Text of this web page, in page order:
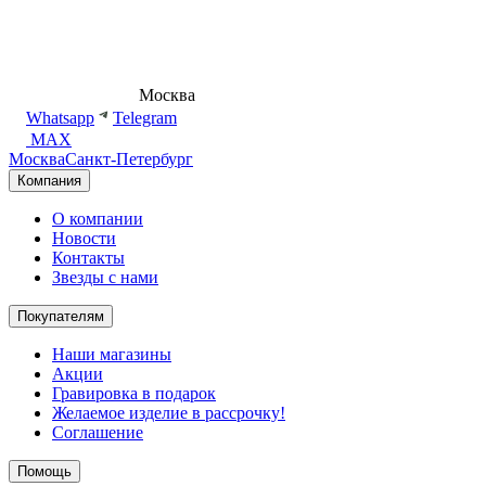
Москва
Whatsapp
Telegram
MAX
МоскваСанкт-Петербург
Компания
О компании
Новости
Контакты
Звезды с нами
Покупателям
Наши магазины
Акции
Гравировка в подарок
Желаемое изделие в рассрочку!
Соглашение
Помощь